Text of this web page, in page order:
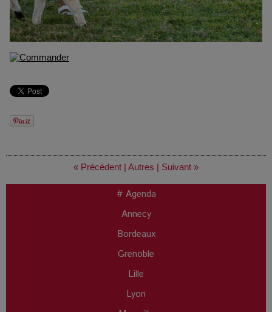
« Précédent | Autres | Suivant »
# Agenda
Annecy
Bordeaux
Grenoble
Lille
Lyon